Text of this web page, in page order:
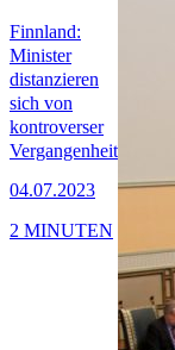
Finnland:
Minister
distanzieren
sich von
kontroverser
Vergangenheit
04.07.2023
2 MINUTEN